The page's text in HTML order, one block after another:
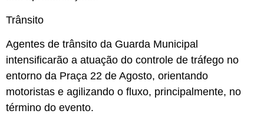
Trânsito
Agentes de trânsito da Guarda Municipal
intensificarão a atuação do controle de tráfego no
entorno da Praça 22 de Agosto, orientando
motoristas e agilizando o fluxo, principalmente, no
término do evento.